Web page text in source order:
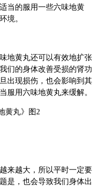
当的服用一些六味地黄
境。
地黄丸还可以有效地扩张
们的身体改善受损的肾功
出现损伤，也会影响到其
服用六味地黄丸来缓解。
来越大，所以平时一定要
是，也会导致我们身体出